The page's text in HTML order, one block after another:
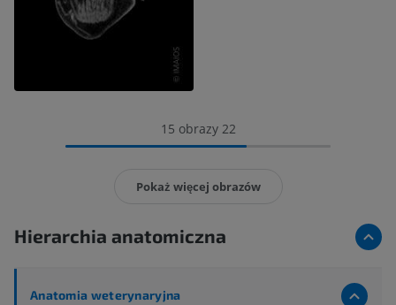
15 obrazy 22
Pokaż więcej obrazów
Hierarchia anatomiczna
Anatomia weterynaryjna